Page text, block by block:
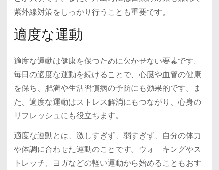
紫外線対策をしっかり行うことも重要です。
適度な運動
適度な運動は健康を保つために欠かせない要素です。
毎日の適度な運動を続けることで、心臓や血管の健康
を保ち、肥満や生活習慣病の予防にも効果的です。ま
た、適度な運動はストレス解消にもつながり、心身の
リフレッシュにも役立ちます。
適度な運動とは、激しすぎず、弱すぎず、自分の体力
や体調に合わせた運動のことです。ウォーキングやス
トレッチ、ヨガなどの軽い運動から始めることもおす